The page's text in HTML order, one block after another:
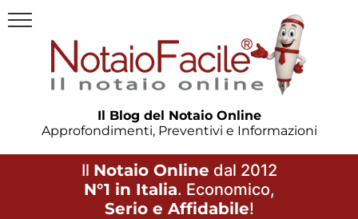
Il Blog del Notaio Online
Approfondimenti, Preventivi e Informazioni
Il Notaio Online dal 2012
N°1 in Italia. Economico,
Serio e Affidabile!